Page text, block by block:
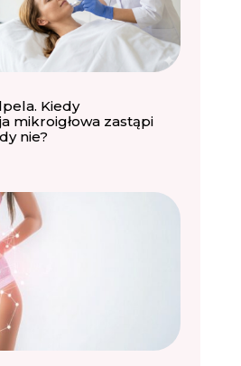
Kiedy
mikroigłowa zastąpi
nie?